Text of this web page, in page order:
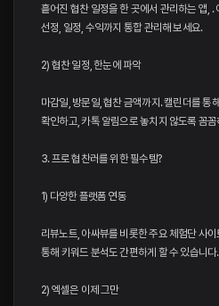
흩어진 협찬 일정을 한 곳에서 관리하는 앱, .
선정, 일정, 수익까지 통합 관리해 보세요.
2) 협찬 일정, 한눈에 파악
마감일, 방문일, 협찬 금액까지. 캘린더를 통
확인하고, 카톡 알림으로 놓치지 않도록 꼼
3. 프로 협찬러를 위한 필수템?
1) 다양한 플랫폼 연동
리뷰노트, 아싸뷰를 비롯한 주요 체험단 사
통해 키워드 분석도 간편하게 할 수 있습니다.
2) 엑셀은 이제 그만